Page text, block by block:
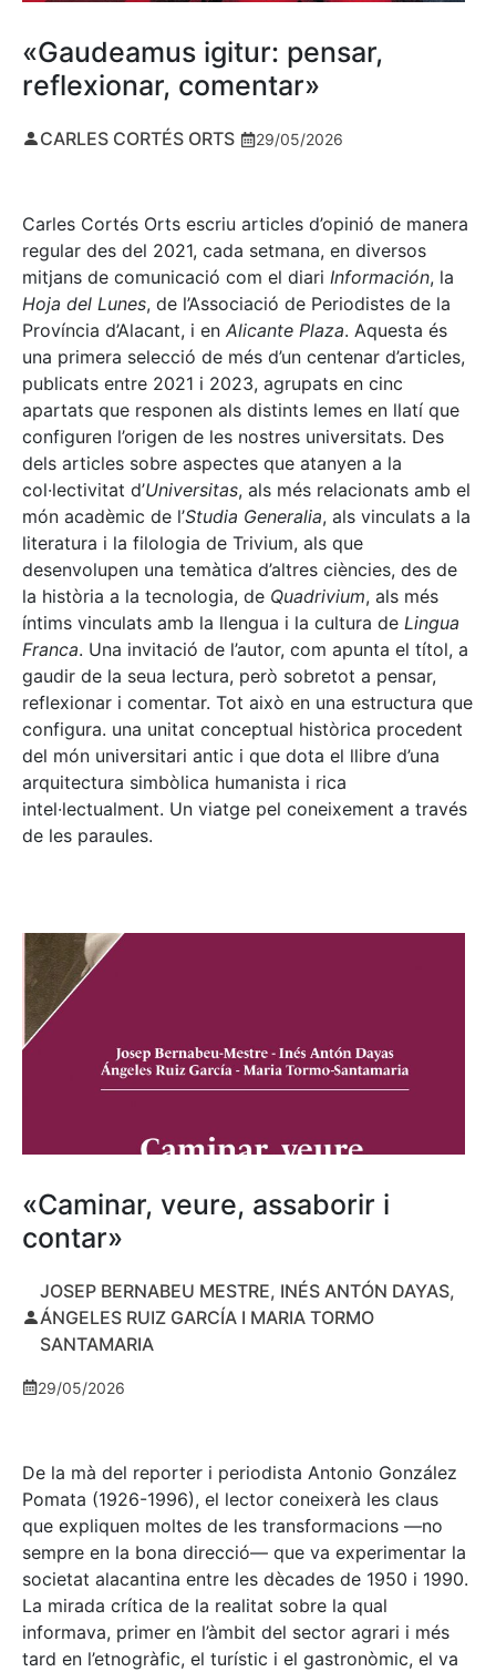
«Gaudeamus igitur: pensar,
reflexionar, comentar»
CARLES CORTÉS ORTS 29/05/2026
Carles Cortés Orts escriu articles d’opinió de manera
regular des del 2021, cada setmana, en diversos
mitjans de comunicació com el diari Información, la
Hoja del Lunes, de l’Associació de Periodistes de la
Província d’Alacant, i en Alicante Plaza. Aquesta és
una primera selecció de més d’un centenar d’articles,
publicats entre 2021 i 2023, agrupats en cinc
apartats que responen als distints lemes en llatí que
configuren l’origen de les nostres universitats. Des
dels articles sobre aspectes que atanyen a la
col·lectivitat d’Universitas, als més relacionats amb el
món acadèmic de l’Studia Generalia, als vinculats a la
literatura i la filologia de Trivium, als que
desenvolupen una temàtica d’altres ciències, des de
la història a la tecnologia, de Quadrivium, als més
íntims vinculats amb la llengua i la cultura de Lingua
Franca. Una invitació de l’autor, com apunta el títol, a
gaudir de la seua lectura, però sobretot a pensar,
reflexionar i comentar. Tot això en una estructura que
configura. una unitat conceptual històrica procedent
del món universitari antic i que dota el llibre d’una
arquitectura simbòlica humanista i rica
intel·lectualment. Un viatge pel coneixement a través
de les paraules.
«Caminar, veure, assaborir i
contar»
JOSEP BERNABEU MESTRE, INÉS ANTÓN DAYAS,
ÁNGELES RUIZ GARCÍA I MARIA TORMO
SANTAMARIA
29/05/2026
De la mà del reporter i periodista Antonio González
Pomata (1926-1996), el lector coneixerà les claus
que expliquen moltes de les transformacions —no
sempre en la bona direcció— que va experimentar la
societat alacantina entre les dècades de 1950 i 1990.
La mirada crítica de la realitat sobre la qual
informava, primer en l’àmbit del sector agrari i més
tard en l’etnogràfic, el turístic i el gastronòmic, el va